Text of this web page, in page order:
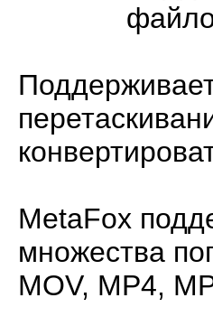
MetaFox
множества
MOV, MP4,